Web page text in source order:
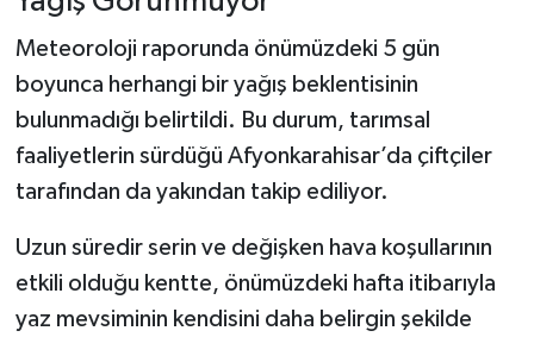
Meteoroloji raporunda önümüzdeki 5 gün
boyunca herhangi bir yağış beklentisinin
bulunmadığı belirtildi. Bu durum, tarımsal
faaliyetlerin sürdüğü Afyonkarahisar’da çiftçiler
tarafından da yakından takip ediliyor.
Uzun süredir serin ve değişken hava koşullarının
etkili olduğu kentte, önümüzdeki hafta itibarıyla
yaz mevsiminin kendisini daha belirgin şekilde